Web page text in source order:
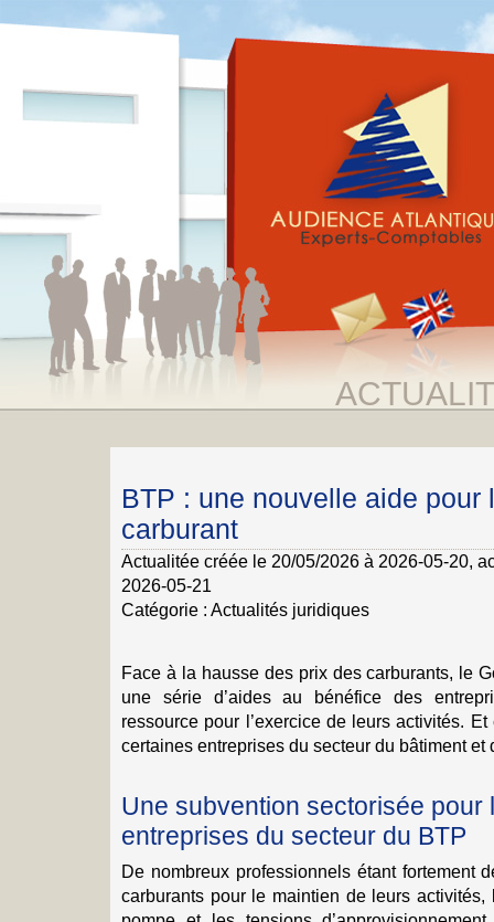
BTP : une nouvelle aide pour
carburant
Actualitée créée le 20/05/2026 à 2026-05-20,
2026-05-21
Catégorie : Actualités juridiques
Face à la hausse des prix des carburants, le
une série d’aides au bénéfice des
ressource pour l’exercice de leurs activités.
certaines entreprises du secteur du bâtiment
Une subvention sectorisée pour
entreprises du secteur du BTP
De nombreux professionnels étant fortement
carburants pour le maintien de leurs